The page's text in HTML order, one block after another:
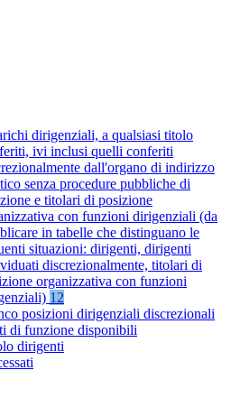
dirigenziali, a qualsiasi titolo
ivi inclusi quelli conferiti
dall'organo di indirizzo
senza procedure pubbliche di
e titolari di posizione
con funzioni dirigenziali (da
in tabelle che distinguano le
situazioni: dirigenti, dirigenti
discrezionalmente, titolari di
organizzativa con funzioni
12
posizioni dirigenziali discrezionali
di funzione disponibili
dirigenti